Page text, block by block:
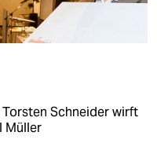
Schneider wirft
Müller